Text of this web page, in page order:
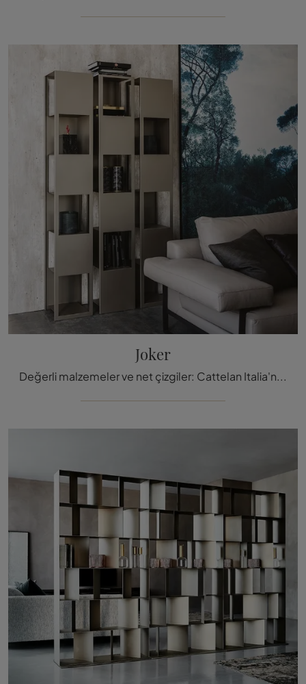
Joker
Değerli malzemeler ve net çizgiler: Cattelan Italia'nın Joker kütüphanesini keşfedin, en orijinal modern modüler kütüphanel